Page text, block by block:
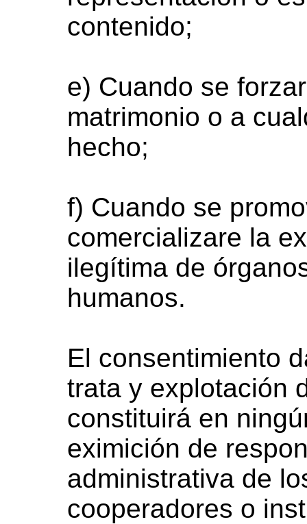
contenido;
e) Cuando se
matrimonio o a
hecho;
f) Cuando se
comercializare la
ilegítima de
humanos.
El consentimiento
trata y explotación
constituirá en
eximición de
administrativa de
cooperadores o